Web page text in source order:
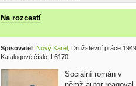
Na rozcestí
Spisovatel: Nový Karel , Družstevní práce 1949
Katalogové číslo: L6170
Sociální román v